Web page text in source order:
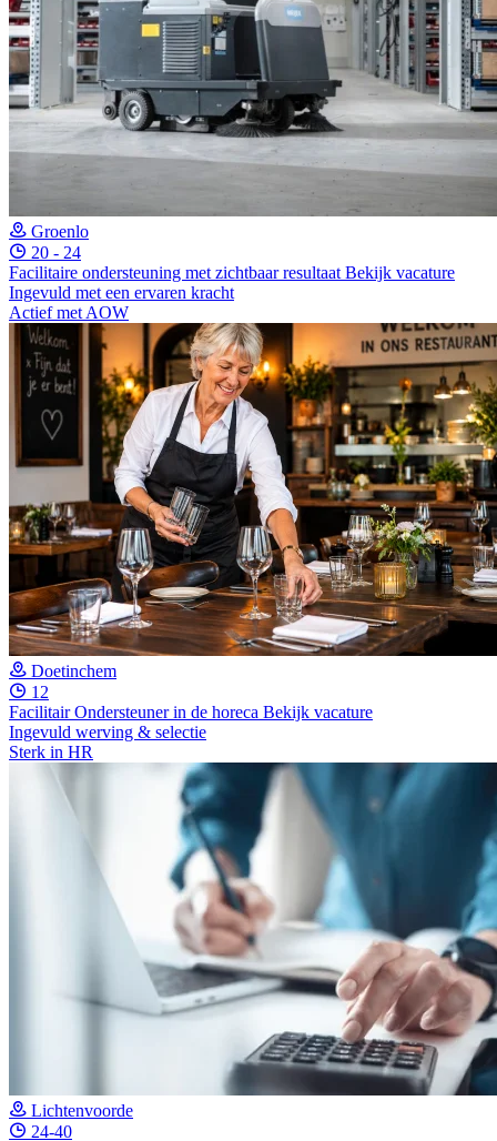
Groenlo
20 - 24
Facilitaire ondersteuning met zichtbaar resultaat Bekijk vacature
Ingevuld met een ervaren kracht
Actief met AOW
Doetinchem
12
Facilitair Ondersteuner in de horeca Bekijk vacature
Ingevuld werving & selectie
Sterk in HR
Lichtenvoorde
24-40